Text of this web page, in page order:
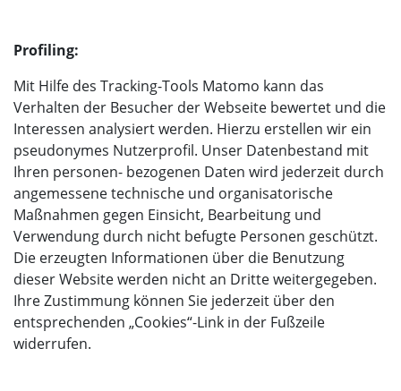
Profiling:
Mit Hilfe des Tracking-Tools Matomo kann das
Verhalten der Besucher der Webseite bewertet und die
Interessen analysiert werden. Hierzu erstellen wir ein
pseudonymes Nutzerprofil. Unser Datenbestand mit
Ihren personen- bezogenen Daten wird jederzeit durch
angemessene technische und organisatorische
Maßnahmen gegen Einsicht, Bearbeitung und
Verwendung durch nicht befugte Personen geschützt.
Die erzeugten Informationen über die Benutzung
dieser Website werden nicht an Dritte weitergegeben.
Ihre Zustimmung können Sie jederzeit über den
entsprechenden „Cookies“-Link in der Fußzeile
widerrufen.